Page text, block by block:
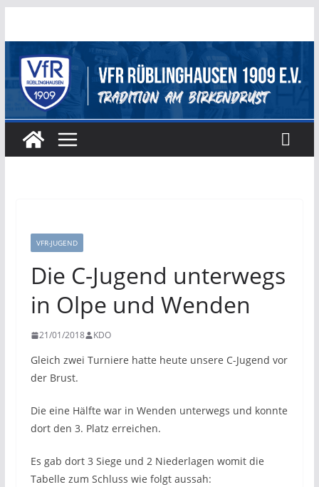
springen
VFR-JUGEND
Die C-Jugend unterwegs
in Olpe und Wenden
21/01/2018 KDO
Gleich zwei Turniere hatte heute unsere C-Jugend vor
der Brust.
Die eine Hälfte war in Wenden unterwegs und konnte
dort den 3. Platz erreichen.
Es gab dort 3 Siege und 2 Niederlagen womit die
Tabelle zum Schluss wie folgt aussah: